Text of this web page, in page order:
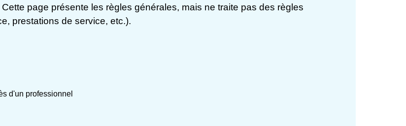
page présente les règles générales, mais ne traite pas des règles
prestations de service, etc.).
d'un professionnel